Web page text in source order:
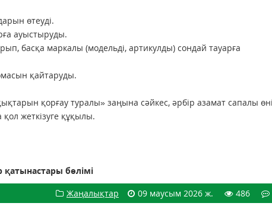
өтеуді.
ауыстыруды.
басқа маркалы (модельді, артикулды) сондай тауарға
қайтаруды.
қорғау туралы» заңына сәйкес, әрбір азамат сапалы
қол жеткізуге құқылы.
бөлімі
Жаңалықтар
09 маусым 2026 ж. 486